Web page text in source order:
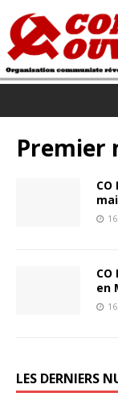
Premier
en
LES DERNIERS